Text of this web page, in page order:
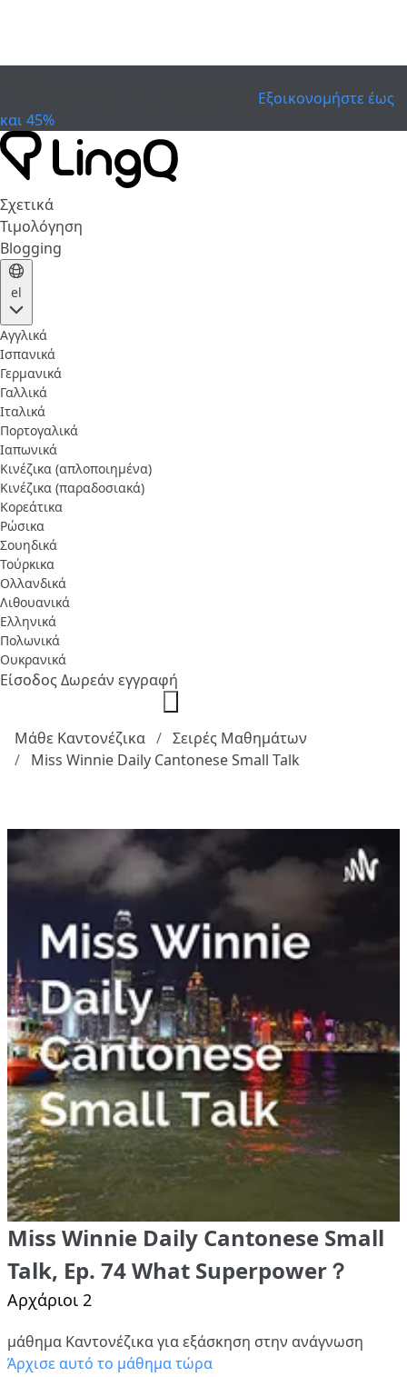
Εξοικονομήστε έως
και 45%
Σχετικά
Τιμολόγηση
Blogging
el
Αγγλικά
Ισπανικά
Γερμανικά
Γαλλικά
Ιταλικά
Πορτογαλικά
Ιαπωνικά
Κινέζικα (απλοποιημένα)
Κινέζικα (παραδοσιακά)
Κορεάτικα
Ρώσικα
Σουηδικά
Τούρκικα
Ολλανδικά
Λιθουανικά
Ελληνικά
Πολωνικά
Ουκρανικά
ΕίσοδοςΔωρεάν εγγραφή
Μάθε Καντονέζικα
Σειρές Μαθημάτων
Miss Winnie Daily Cantonese Small Talk
Miss Winnie Daily Cantonese Small
Talk, Ep. 74 What Superpower？
Αρχάριοι 2
μάθημα Καντονέζικα για εξάσκηση στην ανάγνωση
Άρχισε αυτό το μάθημα τώρα